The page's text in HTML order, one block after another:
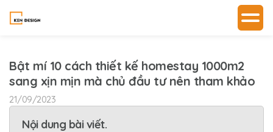
Bật mí 10 cách thiết kế homestay 1000m2
sang xịn mịn mà chủ đầu tư nên tham khảo
21/09/2023
Nội dung bài viết.